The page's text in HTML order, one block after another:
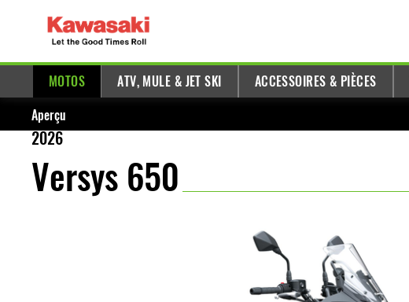
MOTOS ATV, MULE & JET SKI ACCESSOIRES & PIÈCES
Aperçu
2026
Versys 650